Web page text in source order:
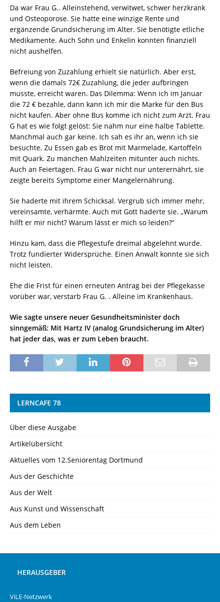
Da war Frau G.. Alleinstehend, verwitwet, schwer herzkrank
und Osteoporose. Sie hatte eine winzige Rente und
ergänzende Grundsicherung im Alter. Sie benötigte etliche
Medikamente. Auch Sohn und Enkelin konnten finanziell
nicht aushelfen.
Befreiung von Zuzahlung erhielt sie natürlich. Aber erst,
wenn die damals 72€ Zuzahlung, die jeder aufbringen
musste, erreicht waren. Das Dilemma: Wenn ich im Januar
die 72 € bezahle, dann kann ich mir die Marke für den Bus
nicht kaufen. Aber ohne Bus komme ich nicht zum Arzt. Frau
G hat es wie folgt gelöst: Sie nahm nur eine halbe Tablette.
Manchmal auch gar keine. Ich sah es ihr an, wenn ich sie
besuchte. Zu Essen gab es Brot mit Marmelade, Kartoffeln
mit Quark. Zu manchen Mahlzeiten mitunter auch nichts.
Auch an Feiertagen. Frau G war nicht nur unterernährt, sie
zeigte bereits Symptome einer Mangelernährung.
Sie haderte mit ihrem Schicksal. Vergrub sich immer mehr,
vereinsamte, verhärmte. Auch mit Gott haderte sie. „Warum
hilft er mir nicht? Warum lässt er mich so leiden?“
Hinzu kam, dass die Pflegestufe dreimal abgelehnt wurde.
Trotz fundierter Widersprüche. Einen Anwalt konnte sie sich
nicht leisten.
Ehe die Frist für einen erneuten Antrag bei der Pflegekasse
vorüber war, verstarb Frau G. . Alleine im Krankenhaus.
Wie sagte unsere neuer Gesundheitsminister doch
sinngemäß: Mit Hartz IV (analog Grundsicherung im Alter)
hat jeder das, was er zum Leben braucht.
LERNCAFE 78
Über diese Ausgabe
Artikelübersicht
Aktuelles vom 12.Seniorentag Dortmund
Aus der Geschichte
Aus der Welt
Aus Kunst und Wissenschaft
Aus dem Leben
HERAUSGEBER
ViLE-Netzwerk